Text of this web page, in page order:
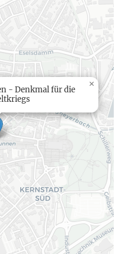
- Denkmal für die
×